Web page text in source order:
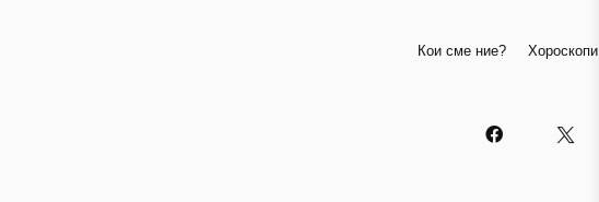
Кои сме ние? Хороскопи